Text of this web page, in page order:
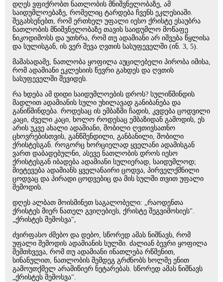
დღეს ვფიქრობთ ნათლობის მნიშვნელობაზე, ამ
საიდუმლოებაზე, რომელიც ტარდება ჩვენს ეკლესიაში.
შეგახსენებთ, რომ ერთხელ უფალი იესო ქრისტე ესაუბრა
ნათლობის მნიშვნელობაზე თავის საიდუმლო მოწაფე
ნიკოდიმოსს და უთხრა, რომ თუ ადამიანი არ იშვება წყლისა
და სულისგან, ის ვერ შევა ღვთის სასუფეველში (ინ. 3, 5).
მაშასადამე, ნათლობა ყოფილა აუცილებელი პირობა იმისა,
რომ ადამიანი ეკლესიის წევრი გახდეს და ღვთის
სასუფეველში შევიდეს.
რა ხდება ამ დიდი საიდუმლოების დროს? სულიწმინდის
მადლით ადამიანის სული უხილავად განიბანება და
განიწმინდება. როდესაც ის ემბაზში ჩადის, კვდება ცოდვილი
კაცი, ძველი კაცი, ხოლო როდესაც ემბაზიდან გამოდის, ეს
არის უკვე ახალი ადამიანი, შობილი ღვთივსათნო
ცხოვრებისთვის, განწმენდილი, განბანილი, შობილი
ქრისტესგან. როგორც ხორციელად ყველანი ადამისგან
ვართ დაბადებულნი, ასევე ნათლობის დროს იესო
ქრისტესგან იბადება ადამიანი სულიერად, საიდუმლოდ;
მიეტევება ადამიანს ყველანაირი ცოდვა, პირველქმნილი
ცოდვაც და პირადი ცოდვებიც და მის სულში თვით უფალი
შემოდის.
დღეს ალბათ მოისმინეთ საგალობელი: „რაოდენთა
ქრისტეს მიერ ნათელ გვიღებიეს, ქრისტე შეგვიმოსიეს".
„ქრისტეს შემოსვა",
ძვირფასო ძმებო და დებო, სწორედ ამას ნიშნავს, რომ
უფალი შემოდის ადამიანის სულში. ძალიან ბევრი ყოფილა
შემთხვევა, რომ თუ ადამიანი ინათლება რწმენით,
სინანულით, ნათლობის შემდეგ გრძნობს ხოლმე ენით
გამოუთქმელ არამიწიერ ნეტარებას. სწორედ ამას ნიშნავს
„ქრისტეს შემოსვა".